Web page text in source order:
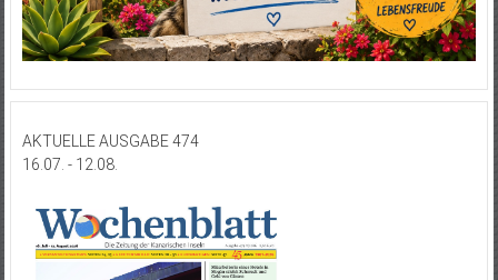
AKTUELLE AUSGABE 474
16.07. - 12.08.